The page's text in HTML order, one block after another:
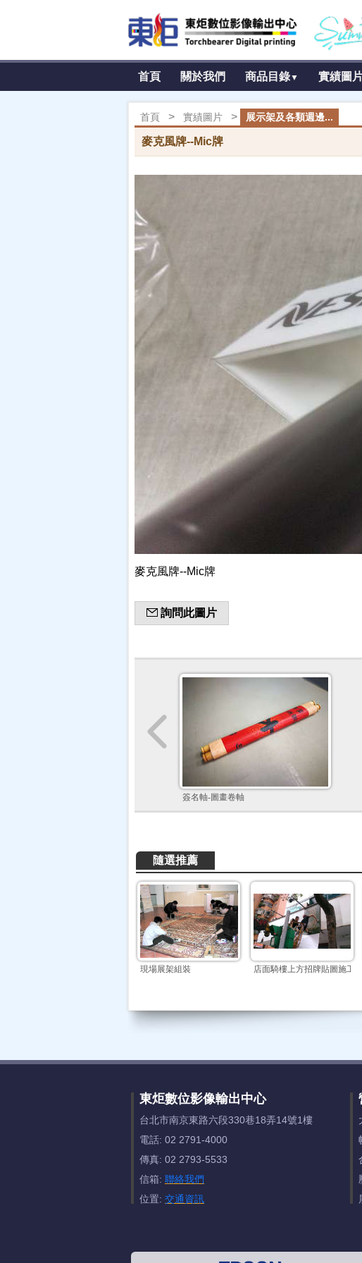
首頁 關於我們 商品目錄▼ 實績圖
首頁 > 實績圖片 > 展示架及各類週邊...
麥克風牌--Mic牌
麥克風牌--Mic牌
詢問此圖片
簽名軸-圖畫卷軸
隨選推薦
現場展架組裝 店面騎樓上方招牌貼圖施工
東炬數位影像輸出中心
台北市南京東路六段330巷18弄14號1樓
電話: 02 2791-4000
傳真: 02 2793-5533
信箱: 聯絡我們
位置: 交通資訊